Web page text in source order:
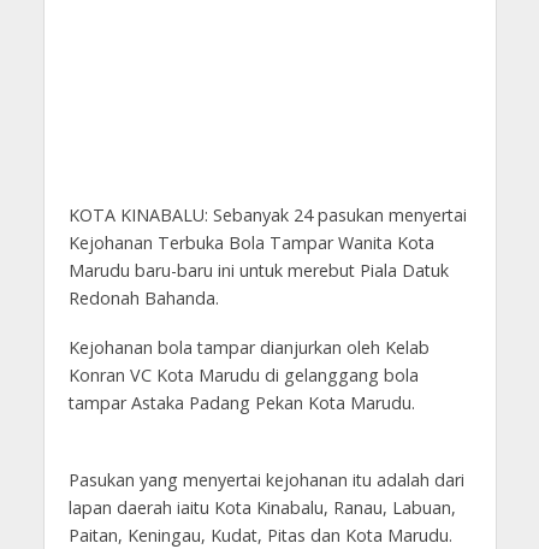
KOTA KINABALU: Sebanyak 24 pasukan menyertai
Kejohanan Terbuka Bola Tampar Wanita Kota
Marudu baru-baru ini untuk merebut Piala Datuk
Redonah Bahanda.
Kejohanan bola tampar dianjurkan oleh Kelab
Konran VC Kota Marudu di gelanggang bola
tampar Astaka Padang Pekan Kota Marudu.
Pasukan yang menyertai kejohanan itu adalah dari
lapan daerah iaitu Kota Kinabalu, Ranau, Labuan,
Paitan, Keningau, Kudat, Pitas dan Kota Marudu.